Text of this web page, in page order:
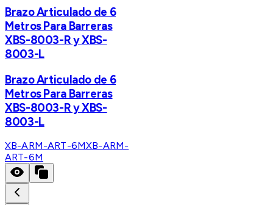
Brazo Articulado de 6
Metros Para Barreras
XBS-8003-R y XBS-
8003-L
Brazo Articulado de 6
Metros Para Barreras
XBS-8003-R y XBS-
8003-L
XB-ARM-ART-6MXB-ARM-
ART-6M